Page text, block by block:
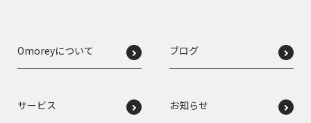
Omoreyについて
サービス
ブログ
お知らせ